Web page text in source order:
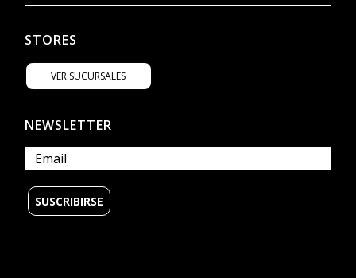
STORES
VER SUCURSALES
NEWSLETTER